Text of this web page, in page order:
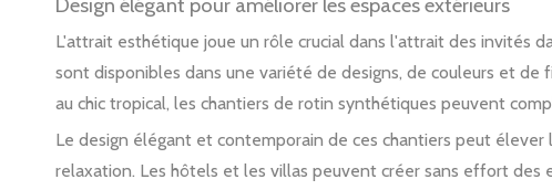
Design élégant pour améliorer les espaces extérieurs
L'attrait esthétique joue un rôle crucial dans l'attrait des invités
sont disponibles dans une variété de designs, de couleurs et
au chic tropical, les chantiers de rotin synthétiques peuvent
Le design élégant et contemporain de ces chantiers peut
relaxation. Les hôtels et les villas peuvent créer sans effort